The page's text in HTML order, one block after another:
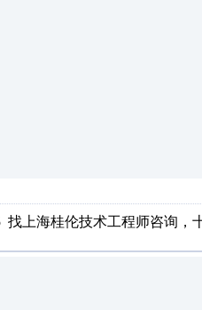
找上海桂伦技术工程师咨询，